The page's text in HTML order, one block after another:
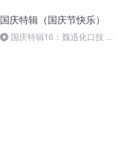
国庆特辑（国庆节快乐）
国庆特辑16：魏迅化口技 二